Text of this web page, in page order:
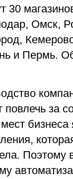
30
Омск,
и Пермь.
повлечь за
мест
Поэтому